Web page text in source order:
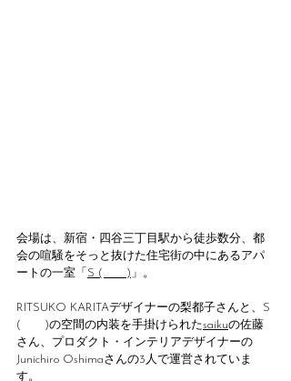
会場は、新宿・四谷三丁目駅から徒歩数分、都
会の喧騒をそっと抜けた住宅街の中にあるアパ
ートの一室「 S (　　) 」。
RITSUKO KARITAデザイナーの梨都子さんと、S
(　　)の空間の内装を手掛けられたsaikuの佐藤
さん、プロダクト・インテリアデザイナーの
Junichiro Oshimaさんの3人で運営されていま
す。